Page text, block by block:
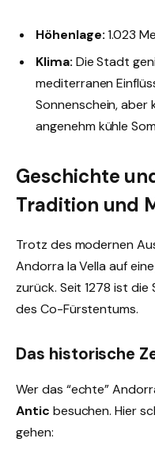
Höhenlage:1.023
Klima: Die Stadt
mediterranen
Sonnenschein, aber
angenehm kühle
Geschichte
Tradition und
Trotz des modernen
Andorra la Vella auf
zurück. Seit 1278 ist
des Co-Fürstentums.
Das historische
Wer das “echte”
Antic besuchen. Hier
gehen: